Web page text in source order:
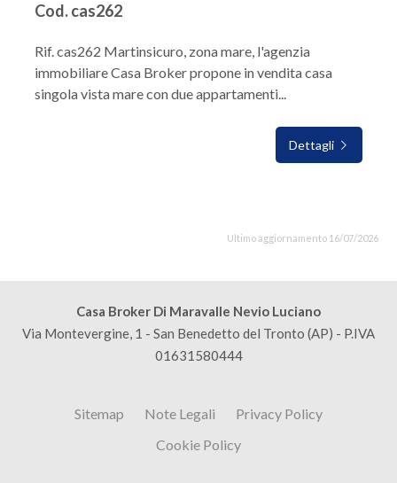
Cod. cas262
Rif. cas262 Martinsicuro, zona mare, l'agenzia
immobiliare Casa Broker propone in vendita casa
singola vista mare con due appartamenti...
Dettagli
Ultimo aggiornamento 16/07/2026
Casa Broker Di Maravalle Nevio Luciano
Via Montevergine, 1 - San Benedetto del Tronto (AP) - P.IVA
01631580444
Sitemap Note Legali
Privacy Policy
Cookie Policy